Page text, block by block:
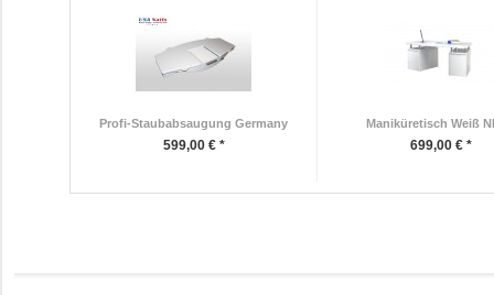
Profi-Staubabsaugung Germany
599,00 € *
Maniküretisch Weiß
699,00 € *